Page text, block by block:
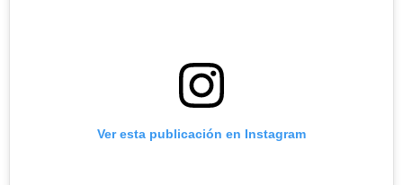
Ver esta publicación en Instagram